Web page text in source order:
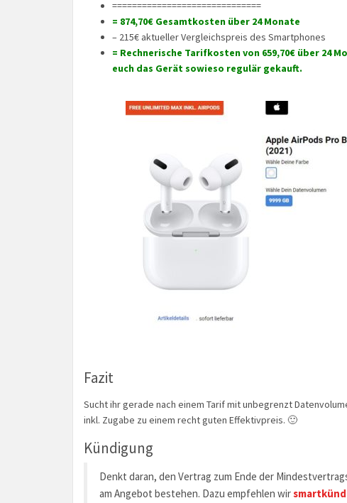
==============================
= 874,70€ Gesamtkosten über 24 Monate
– 215€ aktueller Vergleichspreis des Smartphones
= Rechnerische Tarifkosten von 659,70€ über 24
euch das Gerät sowieso regulär gekauft.
Fazit
Sucht ihr gerade nach einem Tarif mit unbegrenzt
inkl. Zugabe zu einem recht guten Effektivpreis. 🙂
Kündigung
Denkt daran, den Vertrag zum Ende der
am Angebot bestehen. Dazu empfehlen wir